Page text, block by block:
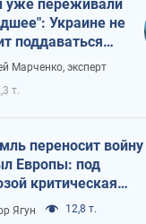
переживали
Украине не
поддаваться
из-за
Марченко, эксперт
т.
переносит войну
Европы: под
критическая
Ягун 12,8 т.